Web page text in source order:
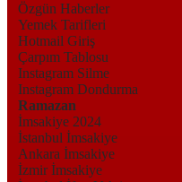
Özgün Haberler
Yemek Tarifleri
Hotmail Giriş
Çarpım Tablosu
Instagram Silme
Instagram Dondurma
Ramazan
İmsakiye 2024
İstanbul İmsakiye
Ankara İmsakiye
İzmir İmsakiye